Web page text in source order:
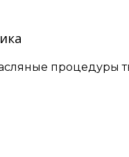
процедуры